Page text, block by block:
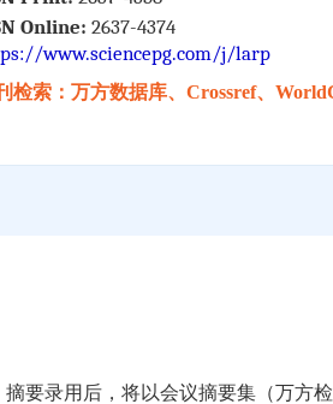
Online: 2637-4374
www.sciencepg.com/j/larp
检索：万方数据库、Crossref、
要录用后，将以会议摘要集（万方检